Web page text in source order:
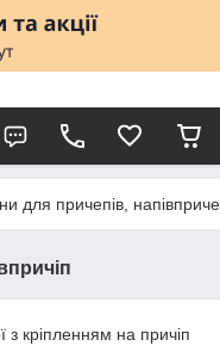
для причепів,
з кріпленням на причіп